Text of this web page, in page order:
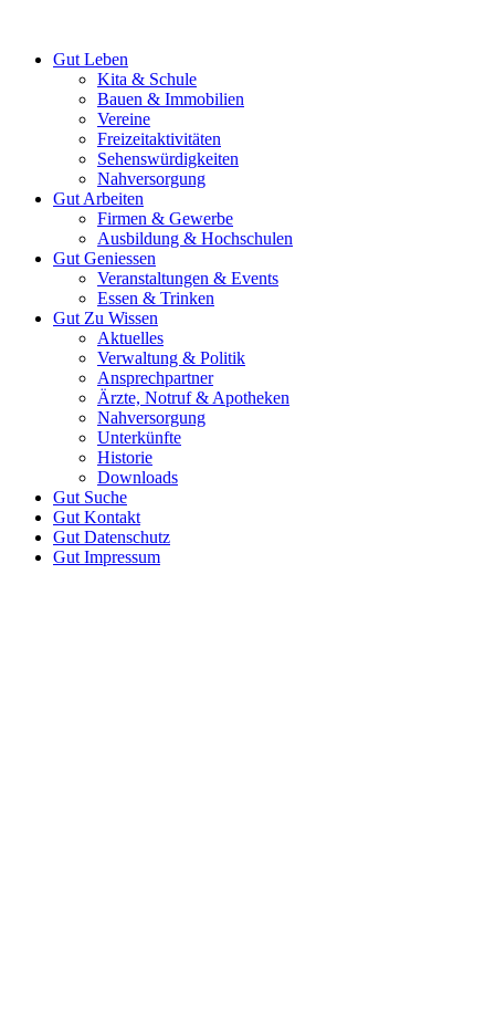
Gut Leben
Kita & Schule
Bauen & Immobilien
Vereine
Freizeitaktivitäten
Sehenswürdigkeiten
Nahversorgung
Gut Arbeiten
Firmen & Gewerbe
Ausbildung & Hochschulen
Gut Geniessen
Veranstaltungen & Events
Essen & Trinken
Gut Zu Wissen
Aktuelles
Verwaltung & Politik
Ansprechpartner
Ärzte, Notruf & Apotheken
Nahversorgung
Unterkünfte
Historie
Downloads
Gut Suche
Gut Kontakt
Gut Datenschutz
Gut Impressum